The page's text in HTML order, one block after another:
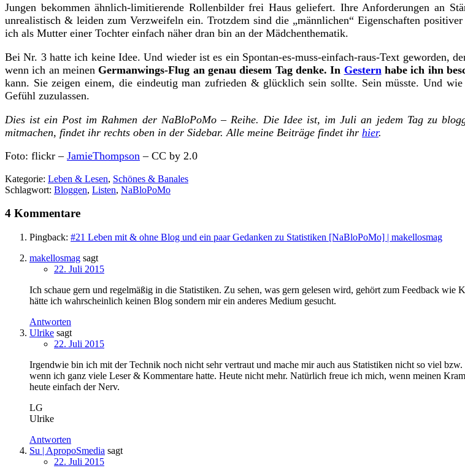
Jungen bekommen ähnlich-limitierende Rollenbilder frei Haus geliefert. Ihre Anforderungen an
unrealistisch & leiden zum Verzweifeln ein. Trotzdem sind die „männlichen“ Eigenschaften
ich als Mutter einer Tochter einfach näher dran bin an der Mädchenthematik.
Bei Nr. 3 hatte ich keine Idee. Und wieder ist es ein Spontan-es-muss-einfach-raus-Text geworden,
wenn ich an meinen Germanwings-Flug an genau diesem Tag denke. In Gestern habe ich ihn
kann. Sie zeigen einem, die eindeutig man zufrieden & glücklich sein sollte. Sein müsste. Und
Gefühl zuzulassen.
Dies ist ein Post im Rahmen der NaBloPoMo – Reihe. Die Idee ist, im Juli an jedem Tag zu
mitmachen, findet ihr rechts oben in der Sidebar. Alle meine Beiträge findet ihr hier.
Foto: flickr – JamieThompson – CC by 2.0
Kategorie: Leben & Lesen, Schönes & Banales
Schlagwort: Bloggen, Listen, NaBloPoMo
4 Kommentare
Pingback: #21 Leben mit & ohne Blog und ein paar Gedanken zu Statistiken [NaBloPoMo] | makellosmag
makellosmag sagt
22. Juli 2015
Ich schaue gern und regelmäßig in die Statistiken. Zu sehen, was gern gelesen wird, gehört zum Feedback
hätte ich wahrscheinlich keinen Blog sondern mir ein anderes Medium gesucht.
Antworten
Ulrike sagt
22. Juli 2015
Irgendwie bin ich mit der Technik noch nicht sehr vertraut und mache mir auch aus Statistiken nicht so viel
wenn ich ganz viele Leser & Kommentare hatte. Heute nicht mehr. Natürlich freue ich mich, wenn meinen
heute einfach der Nerv.
LG
Ulrike
Antworten
Su | ApropoSmedia sagt
22. Juli 2015